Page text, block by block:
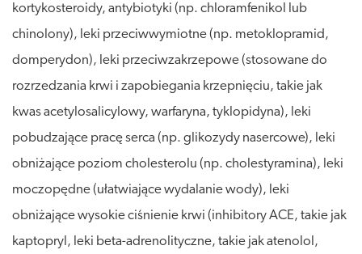
kortykosteroidy, antybiotyki (np. chloramfenikol lub
chinolony), leki przeciwwymiotne (np. metoklopramid,
domperydon), leki przeciwzakrzepowe (stosowane do
rozrzedzania krwi i zapobiegania krzepnięciu, takie jak
kwas acetylosalicylowy, warfaryna, tyklopidyna), leki
pobudzające pracę serca (np. glikozydy nasercowe), leki
obniżające poziom cholesterolu (np. cholestyramina), leki
moczopędne (ułatwiające wydalanie wody), leki
obniżające wysokie ciśnienie krwi (inhibitory ACE, takie jak
kaptopryl, leki beta-adrenolityczne, takie jak atenolol,